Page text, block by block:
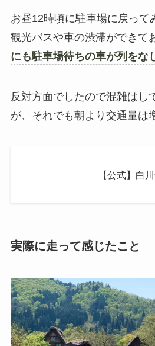
お昼12時頃に駐車場に戻って
観光バスや車の渋滞ができて
にも駐車場待ちの車が列をな
反対方面でしたので混雑はし
が、それでも朝より交通量は
【公式】白
実際に走って感じたこと